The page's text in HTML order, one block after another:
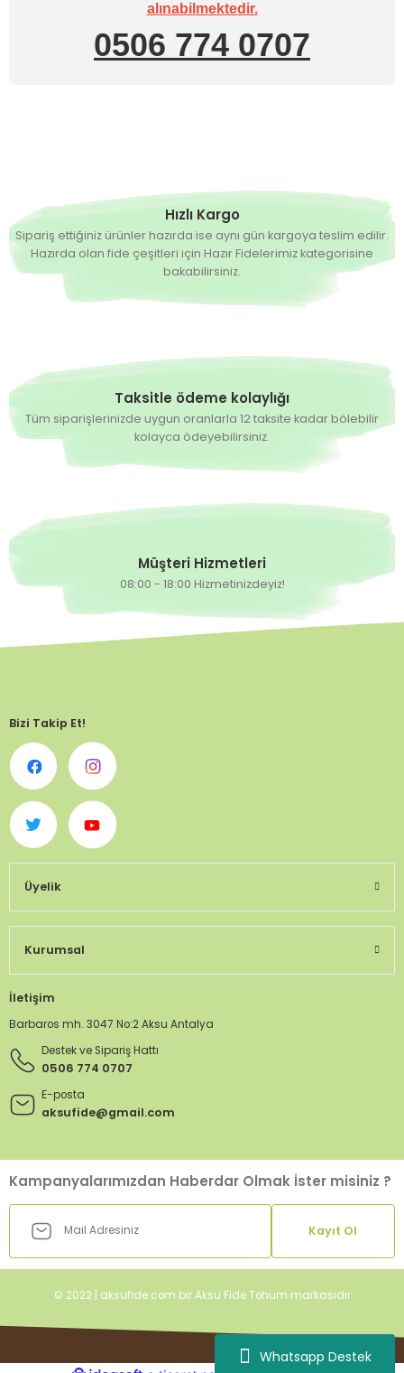
Whatsapp Destek
alınabilmektedir.
0506 774 0707
Hızlı Kargo
Sipariş ettiğiniz ürünler hazırda ise aynı gün kargoya teslim edilir.
Hazırda olan fide çeşitleri için Hazır Fidelerimiz kategorisine
bakabilirsiniz.
Taksitle ödeme kolaylığı
Tüm siparişlerinizde uygun oranlarla 12 taksite kadar bölebilir
kolayca ödeyebilirsiniz.
Müşteri Hizmetleri
08:00 - 18:00 Hizmetinizdeyiz!
Bizi Takip Et!
Üyelik
Kurumsal
İletişim
Barbaros mh. 3047 No:2 Aksu Antalya
Destek ve Sipariş Hattı
0506 774 0707
E-posta
aksufide@gmail.com
Kampanyalarımızdan Haberdar Olmak İster misiniz ?
Kayıt Ol
© 2022 | aksufide.com bir Aksu Fide Tohum markasıdır